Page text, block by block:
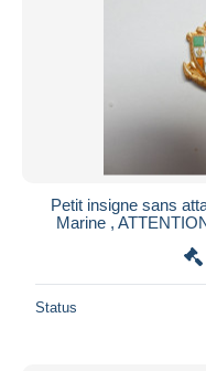
Petit insigne sans
Marine ,
Status